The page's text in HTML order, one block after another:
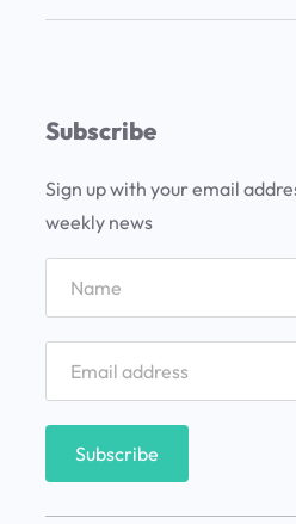
e
d
í
:
e
Subscribe
Sign up with your email
weekly news